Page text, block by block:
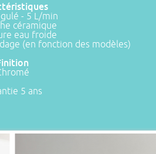
- 5 L/min
céramique
eau froide
(en fonction des modèles)
5 ans